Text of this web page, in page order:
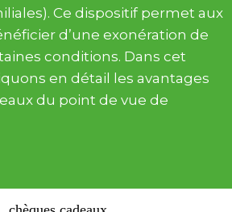
Ce dispositif permet aux
d’une exonération de
conditions. Dans cet
en détail les avantages
du point de vue de